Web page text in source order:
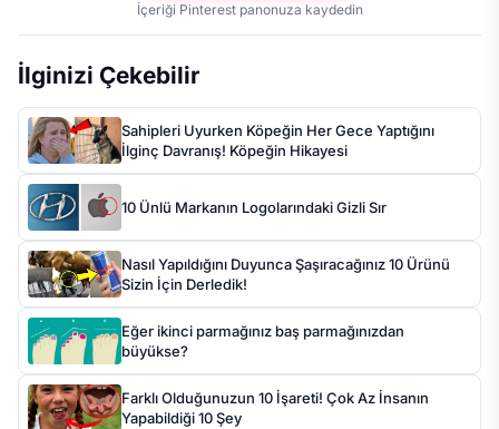
İçeriği Pinterest panonuza kaydedin
İlginizi Çekebilir
Sahipleri Uyurken Köpeğin Her Gece Yaptığını
İlginç Davranış! Köpeğin Hikayesi
10 Ünlü Markanın Logolarındaki Gizli Sır
Nasıl Yapıldığını Duyunca Şaşıracağınız 10 Ürünü
Sizin İçin Derledik!
Eğer ikinci parmağınız baş parmağınızdan
büyükse?
Farklı Olduğunuzun 10 İşareti! Çok Az İnsanın
Yapabildiği 10 Şey